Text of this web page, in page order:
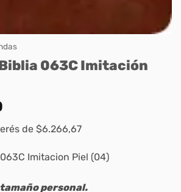
063C Imitación
de $6.266,67
Imitacion Piel (04)
personal.